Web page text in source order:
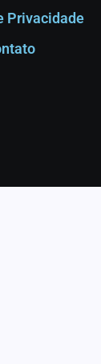
Privacidade